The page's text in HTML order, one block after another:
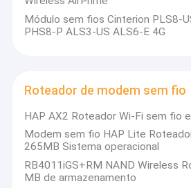
Módulo sem fios Cinterion PLS8-
PHS8-P ALS3-US ALS6-E 4G
Roteador de modem sem fio
HAP AX2 Roteador Wi-Fi sem fio
Modem sem fio HAP Lite
265MB Sistema operacional
RB4011iGS+RM NAND Wireless
MB de armazenamento